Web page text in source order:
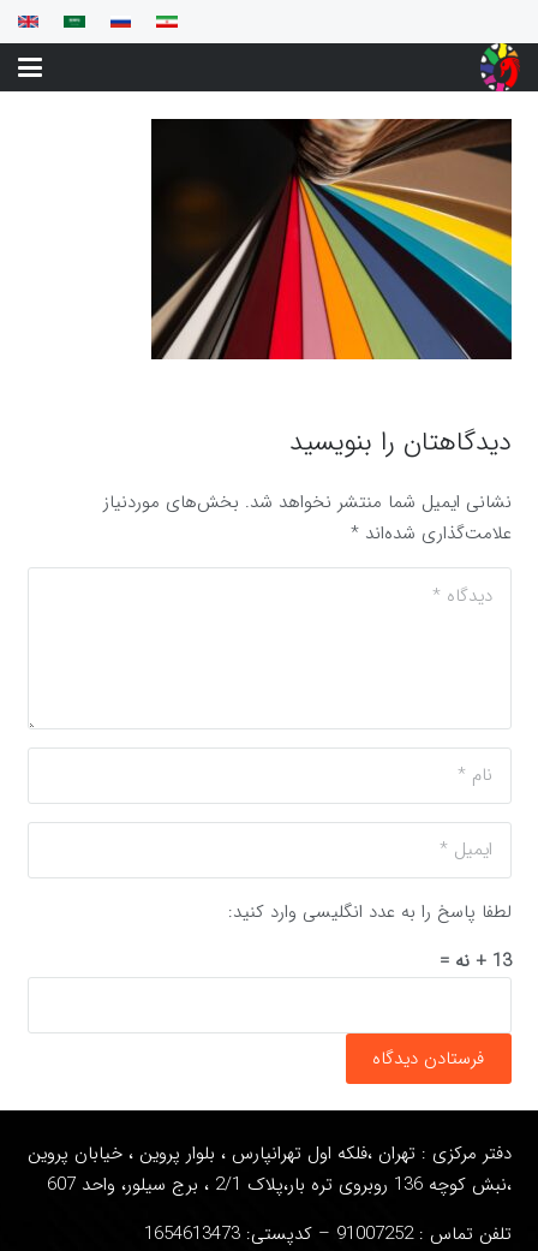
دیدگاهتان را بنویسید
نشانی ایمیل شما منتشر نخواهد شد. بخش‌های موردنیاز
علامت‌گذاری شده‌اند*
لطفا پاسخ را به عدد انگلیسی وارد کنید:
13 + نه =
فرستادن دیدگاه
دفتر مرکزی : تهران ،فلکه اول تهرانپارس ، بلوار پروین ، خیابان پروین
،نبش کوچه 136 روبروی تره بار،پلاک 2/1 ، برج سیلور، واحد
607
تلفن تماس : 91007252
– کدپستی: 1654613473